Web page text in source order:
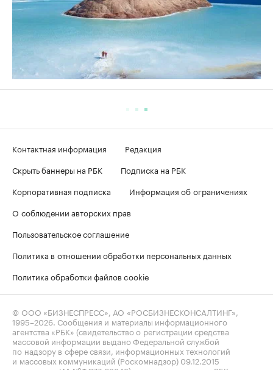
Контактная информация
Редакция
Скрыть баннеры на РБК
Подписка на РБК
Корпоративная подписка
Информация об ограничениях
О соблюдении авторских прав
Пользовательское соглашение
Политика в отношении обработки персональных данных
Политика обработки файлов cookie
© ООО «БИЗНЕСПРЕСС», АО «РОСБИЗНЕСКОНСАЛТИНГ»,
1995–2026. Сообщения и материалы информационного
агентства «РБК» (свидетельство о регистрации средства
массовой информации выдано Федеральной службой
по надзору в сфере связи, информационных технологий
и массовых коммуникаций (Роскомнадзор) 09.12.2015